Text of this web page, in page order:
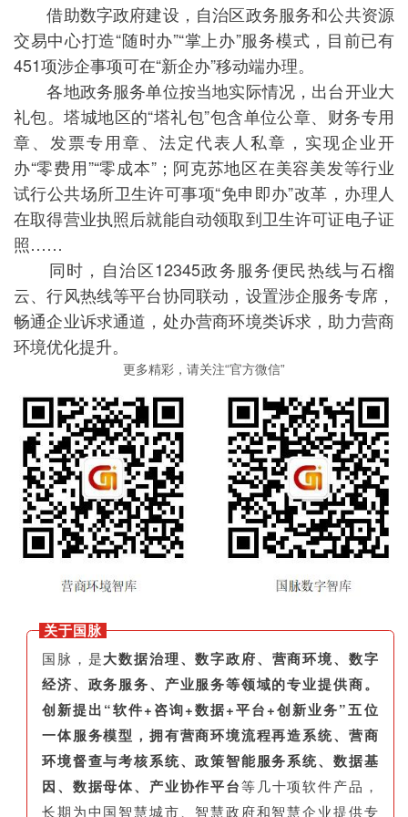
借助数字政府建设，自治区政务服务和公共资源
交易中心打造“随时办”“掌上办”服务模式，目前已有
451项涉企事项可在“新企办”移动端办理。
各地政务服务单位按当地实际情况，出台开业大
礼包。塔城地区的“塔礼包”包含单位公章、财务专用
章、发票专用章、法定代表人私章，实现企业开
办“零费用”“零成本”；阿克苏地区在美容美发等行业
试行公共场所卫生许可事项“免申即办”改革，办理人
在取得营业执照后就能自动领取到卫生许可证电子证
照……
同时，自治区12345政务服务便民热线与石榴
云、行风热线等平台协同联动，设置涉企服务专席，
畅通企业诉求通道，处办营商环境类诉求，助力营商
环境优化提升。
更多精彩，请关注“官方微信”
关于国脉
国脉，是大数据治理、数字政府、营商环境、数字
经济、政务服务、产业服务等领域的专业提供商。
创新提出“软件+咨询+数据+平台+创新业务”五位
一体服务模型，拥有营商环境流程再造系统、营商
环境督查与考核系统、政策智能服务系统、数据基
因、数据母体、产业协作平台等几十项软件产品，
长期为中国智慧城市、智慧政府和智慧企业提供专